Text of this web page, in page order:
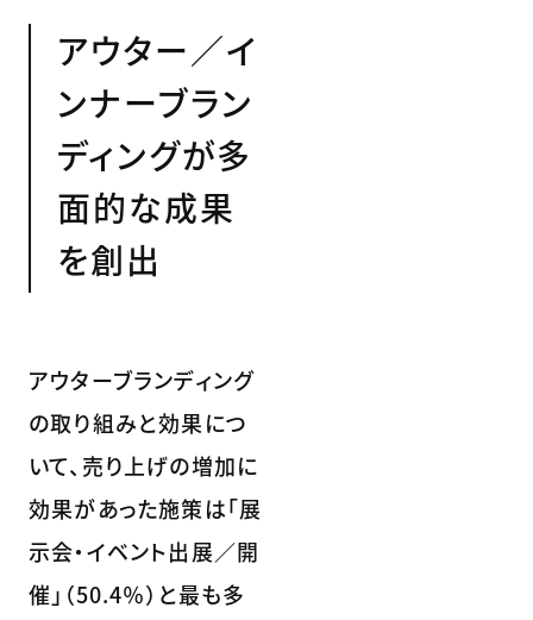
アウター／イ
ンナーブラン
ディングが多
面的な成果
を創出
アウターブランディング
の取り組みと効果につ
いて、売り上げの増加に
効果があった施策は「展
示会・イベント出展／開
催」（50.4％）と最も多